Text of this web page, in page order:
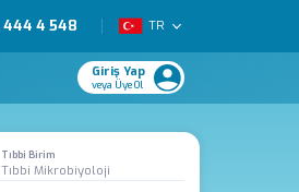
444 4 548 TR
Giriş Yap
veya Üye Ol
Tıbbi Birim
Tıbbi Mikrobiyoloji